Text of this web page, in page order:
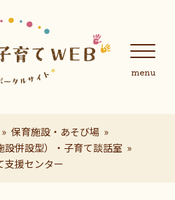
保育施設・あそび場
併設型）・子育て談話室
援センター